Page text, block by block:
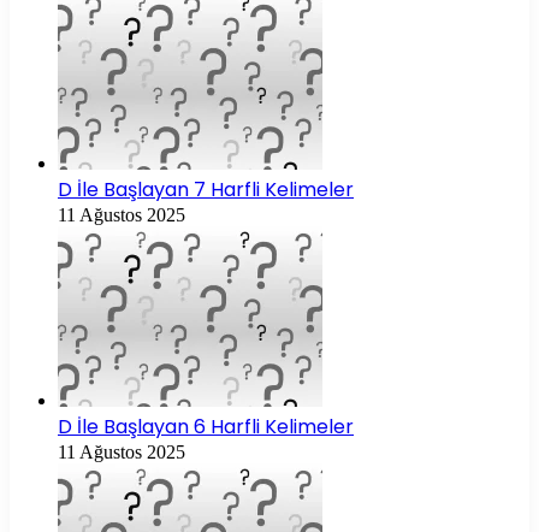
D İle Başlayan 7 Harfli Kelimeler
11 Ağustos 2025
D İle Başlayan 6 Harfli Kelimeler
11 Ağustos 2025